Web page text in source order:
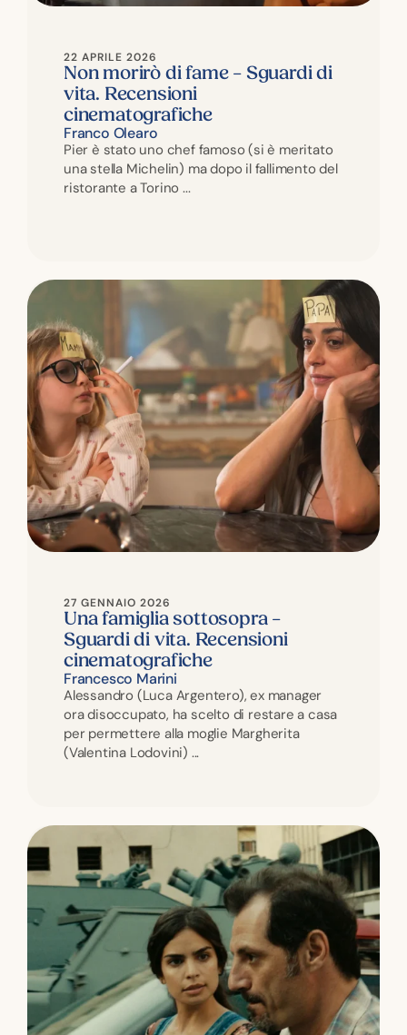
22 APRILE 2026
Non morirò di fame – Sguardi di
vita. Recensioni
cinematografiche
Franco Olearo
Pier è stato uno chef famoso (si è meritato
una stella Michelin) ma dopo il fallimento del
ristorante a Torino ...
27 GENNAIO 2026
Una famiglia sottosopra –
Sguardi di vita. Recensioni
cinematografiche
Francesco Marini
Alessandro (Luca Argentero), ex manager
ora disoccupato, ha scelto di restare a casa
per permettere alla moglie Margherita
(Valentina Lodovini) ...